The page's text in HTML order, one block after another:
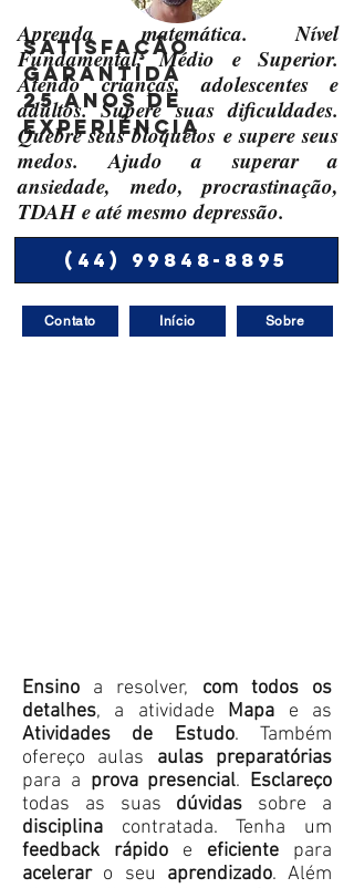
satisfação
Garantida
25 anos de
experiência
Aprenda matemática. Nível
Fundamental, Médio e Superior.
Atendo crianças, adolescentes e
adultos. Supere suas dificuldades.
Quebre seus bloqueios e supere seus
medos. Ajudo a superar a
ansiedade, medo, procrastinação,
TDAH e até mesmo depressão.
(44) 99848-8895
Contato Início Sobre
Ensino a resolver, com todos os
detalhes, a atividade Mapa e as
Atividades de Estudo. Também
ofereço aulas aulas preparatórias
para a prova presencial. Esclareço
todas as suas dúvidas sobre a
disciplina contratada. Tenha um
feedback rápido e eficiente para
aceleraro seu aprendizado. Além